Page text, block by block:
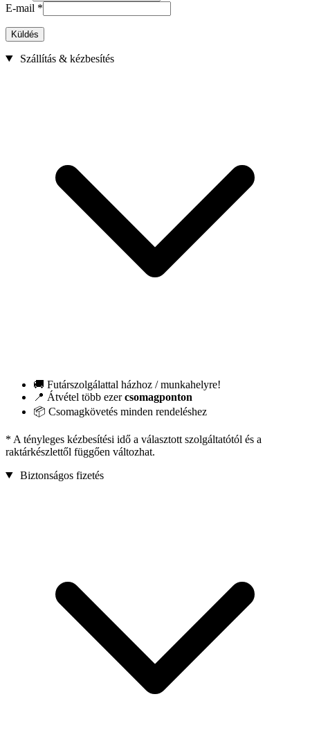
E-mail *
Küldés
Szállítás & kézbesítés
🚚 Futárszolgálattal házhoz / munkahelyre!
📍 Átvétel több ezercsomagponton
📦 Csomagkövetés minden rendeléshez
* A tényleges kézbesítési idő a választott szolgáltatótól és a
raktárkészlettől függően változhat.
Biztonságos fizetés